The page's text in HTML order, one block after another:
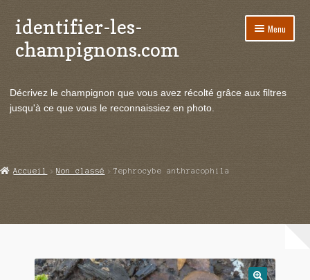
Aller
à
la
Aller
au
contenu
identifier-les-
champignons.com
Menu
le
Actualités
Echanges et contacts
Décrivez le champignon que vous avez récolté grâce aux filtres
jusqu'à ce que vous le reconnaissiez en photo.
Accueil Non classé Tephrocybe anthracophila